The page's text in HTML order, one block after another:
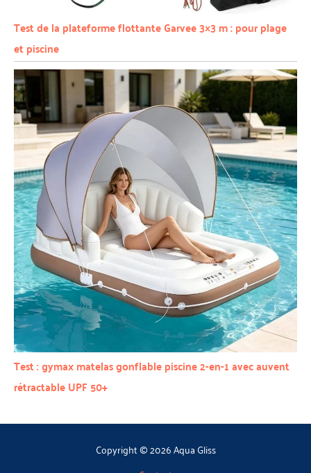
Test de la plateforme flottante Garvee 3×3 m : pour plage
et piscine
Test : gymax matelas gonflable piscine 2-en-1 avec auvent
rétractable UPF 50+
Copyright © 2026 Aqua Gliss